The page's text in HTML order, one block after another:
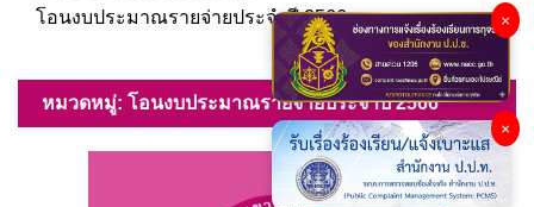
โอนงบประมาณรายจ่ายประจำปี 2566
หมวดหมู่: โอนงบประมาณรายจ่ายประจำปี 2566
×
×